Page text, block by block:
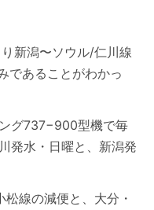
新潟〜ソウル/仁川線
であることがわかっ
グ737−900型機で毎
発水・日曜と、新潟発
線の減便と、大分・